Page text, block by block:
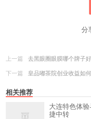
分
上一篇
去黑眼圈眼膜哪个牌子
下一篇
皇品嘟茶院创业收益如
相关推荐
大连特色体
捷中转